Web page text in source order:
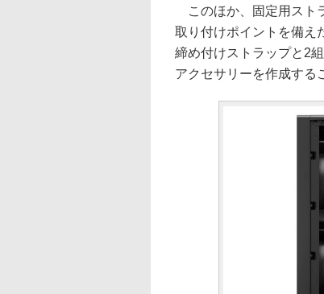
このほか、固定用スト
取り付けポイントを備え
締め付けストラップと2
アクセサリーを作成する